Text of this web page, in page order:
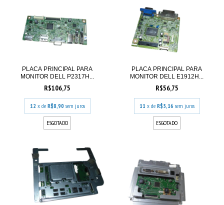
PLACA PRINCIPAL PARA
MONITOR DELL P2317H...
R$106,75
12 x de R$8,90 sem juros
ESGOTADO
PLACA PRINCIPAL PARA
MONITOR DELL E1912H...
R$56,75
11 x de R$5,16 sem juros
ESGOTADO